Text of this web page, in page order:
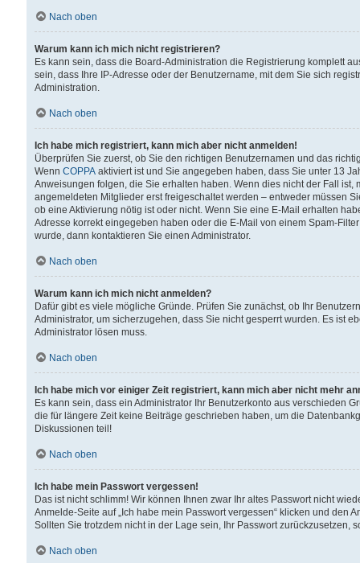
Nach oben
Warum kann ich mich nicht registrieren?
Es kann sein, dass die Board-Administration die Registrierung komplett
sein, dass Ihre IP-Adresse oder der Benutzername, mit dem Sie sich
Administration.
Nach oben
Ich habe mich registriert, kann mich aber nicht anmelden!
Überprüfen Sie zuerst, ob Sie den richtigen Benutzernamen und das
Wenn COPPA aktiviert ist und Sie angegeben haben, dass Sie unter 13
Anweisungen folgen, die Sie erhalten haben. Wenn dies nicht der Fall
angemeldeten Mitglieder erst freigeschaltet werden – entweder müssen
ob eine Aktivierung nötig ist oder nicht. Wenn Sie eine E-Mail erhalten
Adresse korrekt eingegeben haben oder die E-Mail von einem Spam-
wurde, dann kontaktieren Sie einen Administrator.
Nach oben
Warum kann ich mich nicht anmelden?
Dafür gibt es viele mögliche Gründe. Prüfen Sie zunächst, ob Ihr
Administrator, um sicherzugehen, dass Sie nicht gesperrt wurden. Es ist
Administrator lösen muss.
Nach oben
Ich habe mich vor einiger Zeit registriert, kann mich aber nicht mehr
Es kann sein, dass ein Administrator Ihr Benutzerkonto aus verschieden
die für längere Zeit keine Beiträge geschrieben haben, um die
Diskussionen teil!
Nach oben
Ich habe mein Passwort vergessen!
Das ist nicht schlimm! Wir können Ihnen zwar Ihr altes Passwort nicht
Anmelde-Seite auf „Ich habe mein Passwort vergessen“ klicken und
Sollten Sie trotzdem nicht in der Lage sein, Ihr Passwort zurückzusetzen,
Nach oben